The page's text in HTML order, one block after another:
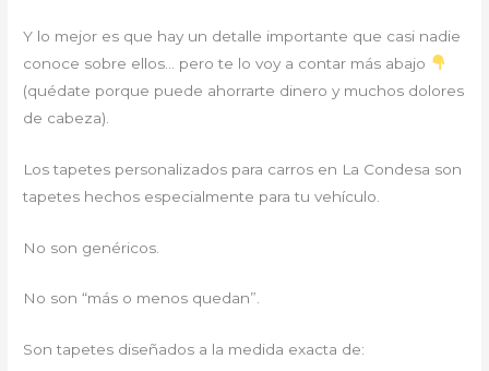
Y lo mejor es que hay un detalle importante que casi nadie
conoce sobre ellos… pero te lo voy a contar más abajo
(quédate porque puede ahorrarte dinero y muchos dolores
de cabeza).
Los tapetes personalizados para carros en La Condesa son
tapetes hechos especialmente para tu vehículo.
No son genéricos.
No son “más o menos quedan”.
Son tapetes diseñados a la medida exacta de: